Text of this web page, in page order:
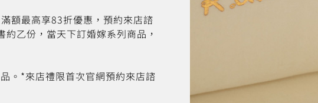
額最高享83折優惠，預約來店諮
乙份，當天下訂婚嫁系列商品，
。*來店禮限首次官網預約來店諮